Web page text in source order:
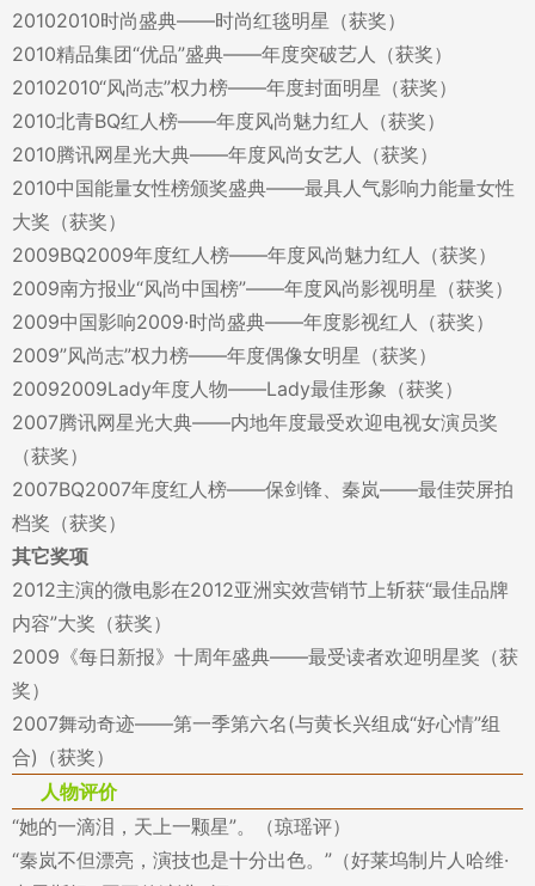
20102010时尚盛典——时尚红毯明星（获奖）
2010精品集团“优品”盛典——年度突破艺人（获奖）
20102010“风尚志”权力榜——年度封面明星（获奖）
2010北青BQ红人榜——年度风尚魅力红人（获奖）
2010腾讯网星光大典——年度风尚女艺人（获奖）
2010中国能量女性榜颁奖盛典——最具人气影响力能量女性
大奖（获奖）
2009BQ2009年度红人榜——年度风尚魅力红人（获奖）
2009南方报业“风尚中国榜”——年度风尚影视明星（获奖）
2009中国影响2009·时尚盛典——年度影视红人（获奖）
2009”风尚志”权力榜——年度偶像女明星（获奖）
20092009Lady年度人物——Lady最佳形象（获奖）
2007腾讯网星光大典——内地年度最受欢迎电视女演员奖
（获奖）
2007BQ2007年度红人榜——保剑锋、秦岚——最佳荧屏拍
档奖（获奖）
其它奖项
2012主演的微电影在2012亚洲实效营销节上斩获“最佳品牌
内容”大奖（获奖）
2009《每日新报》十周年盛典——最受读者欢迎明星奖（获
奖）
2007舞动奇迹——第一季第六名(与黄长兴组成“好心情”组
合)（获奖）
人物评价
“她的一滴泪，天上一颗星”。（琼瑶评）
“秦岚不但漂亮，演技也是十分出色。”（好莱坞制片人哈维·